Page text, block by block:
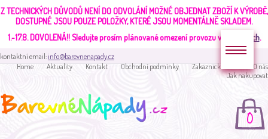
Z TECHNICKÝCH DŮVODŮ NENÍ DO ODVOLÁNÍ MOŽNÉ OBJEDNAT ZBOŽÍ K VÝROBĚ,
DOSTUPNÉ JSOU POUZE POLOŽKY, KTERÉ JSOU MOMENTÁLNĚ SKLADEM.
1.-17.8. DOVOLENÁ!!Sledujte prosím plánované omezení provozu v aktualitách.
kontaktní email:info@barevnenapady.cz
Home
Aktuality Kontakt Obchodní podmínky Zakaznická sekce
O nás
Jak nakupovat
0